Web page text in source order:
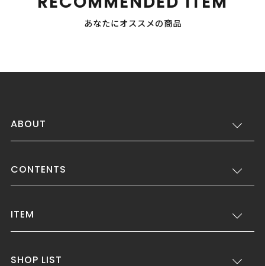
あなたにオススメの商品
ABOUT
CONTENTS
ITEM
SHOP LIST